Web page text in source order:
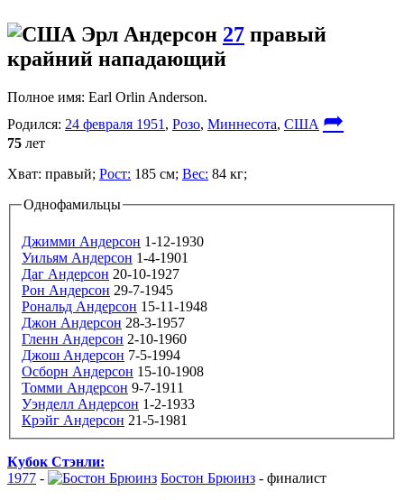
Эрл Андерсон 27 правый
крайний нападающий
Полное имя: Earl Orlin Anderson.
Родился: 24 февраля 1951 , Розо, Миннесота, США ➦
75 лет
Хват: правый; Рост: 185 см; Вес: 84 кг;
Однофамильцы
Джимми Андерсон 1-12-1930
Уильям Андерсон 1-4-1901
Даг Андерсон 20-10-1927
Рон Андерсон 29-7-1945
Рональд Андерсон 15-11-1948
Джон Андерсон 28-3-1957
Гленн Андерсон 2-10-1960
Джош Андерсон 7-5-1994
Осборн Андерсон 15-10-1908
Томми Андерсон 9-7-1911
Уэнделл Андерсон 1-2-1933
Крэйг Андерсон 21-5-1981
Кубок Стэнли:
1977 - Бостон Брюинз - финалист